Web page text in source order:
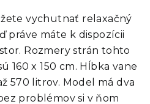
vychutnať relaxačný
práve máte k dispozícii
Rozmery strán tohto
160 x 150 cm. Hĺbka vane
570 litrov. Model má dva
problémov si v ňom